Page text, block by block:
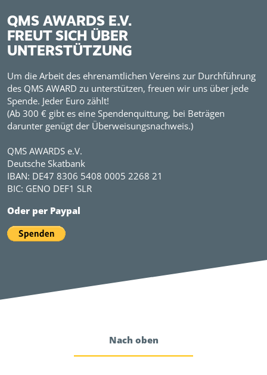
QMS AWARDS E.V.
FREUT SICH ÜBER
UNTERSTÜTZUNG
Um die Arbeit des ehrenamtlichen Vereins zur Durchführung
des QMS AWARD zu unterstützen, freuen wir uns über jede
Spende. Jeder Euro zählt!
(Ab 300 € gibt es eine Spendenquittung, bei Beträgen
darunter genügt der Überweisungsnachweis.)
QMS AWARDS e.V.
Deutsche Skatbank
IBAN: DE47 8306 5408 0005 2268 21
BIC: GENO DEF1 SLR
Oder per Paypal
Nach oben